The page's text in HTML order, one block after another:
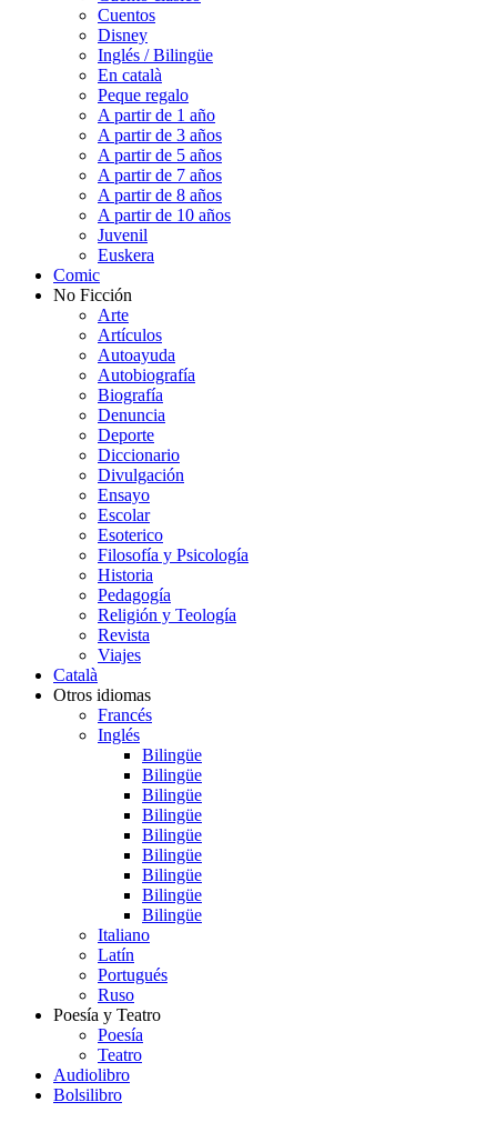
Cuentos
Disney
Inglés / Bilingüe
En català
Peque regalo
A partir de 1 año
A partir de 3 años
A partir de 5 años
A partir de 7 años
A partir de 8 años
A partir de 10 años
Juvenil
Euskera
Comic
No Ficción
Arte
Artículos
Autoayuda
Autobiografía
Biografía
Denuncia
Deporte
Diccionario
Divulgación
Ensayo
Escolar
Esoterico
Filosofía y Psicología
Historia
Pedagogía
Religión y Teología
Revista
Viajes
Català
Otros idiomas
Francés
Inglés
Bilingüe
Bilingüe
Bilingüe
Bilingüe
Bilingüe
Bilingüe
Bilingüe
Bilingüe
Bilingüe
Italiano
Latín
Portugués
Ruso
Poesía y Teatro
Poesía
Teatro
Audiolibro
Bolsilibro